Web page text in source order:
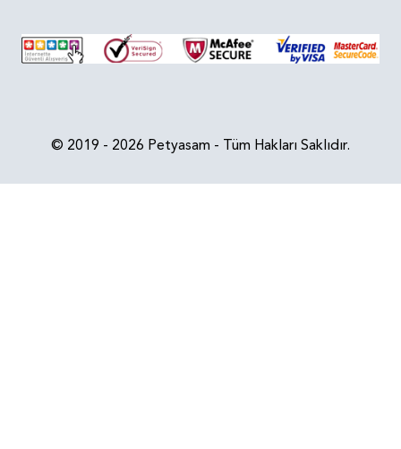
© 2019 - 2026 Petyasam - Tüm Hakları Saklıdır.